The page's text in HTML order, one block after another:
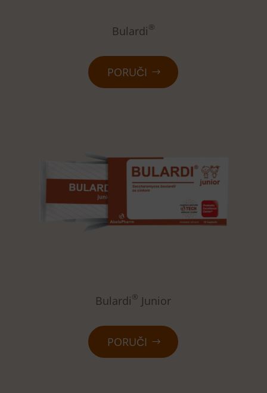
Bulardi®
PORUČI
Bulardi® Junior
PORUČI